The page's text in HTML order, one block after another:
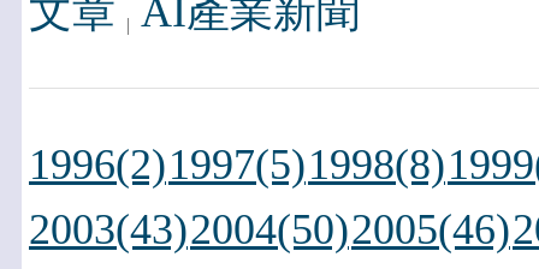
文章 AI產業新聞
1996(2)1997(5)1998(8)
2003(43)2004(50)2005(46)